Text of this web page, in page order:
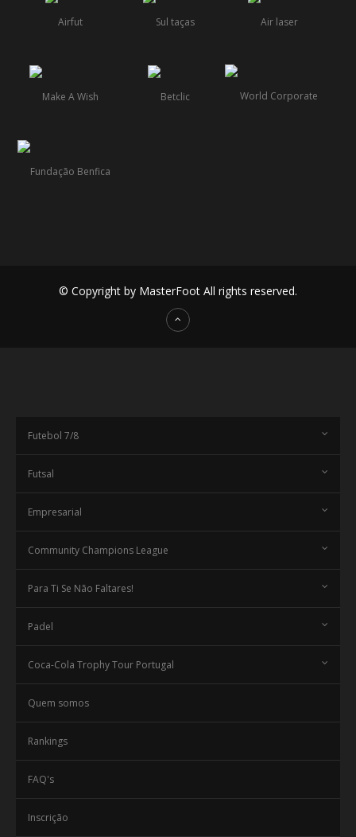
© Copyright by MasterFoot All rights reserved.
Futebol 7/8
Futsal
Empresarial
Community Champions League
Para Ti Se Não Faltares!
Padel
Coca-Cola Trophy Tour Portugal
Quem somos
Rankings
FAQ's
Inscrição